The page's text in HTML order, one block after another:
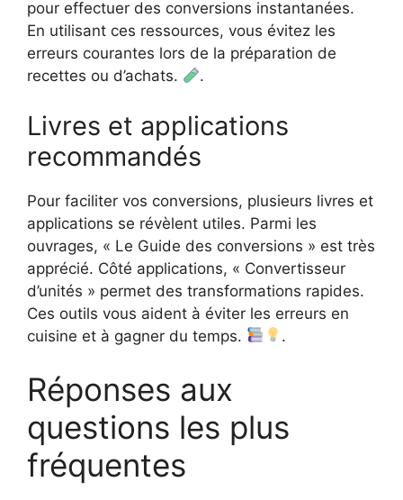
pour effectuer des conversions instantanées.
En utilisant ces ressources, vous évitez les
erreurs courantes lors de la préparation de
recettes ou d’achats.
.
Livres et applications
recommandés
Pour faciliter vos conversions, plusieurs livres et
applications se révèlent utiles. Parmi les
ouvrages, « Le Guide des conversions » est très
apprécié. Côté applications, « Convertisseur
d’unités » permet des transformations rapides.
Ces outils vous aident à éviter les erreurs en
cuisine et à gagner du temps.
.
Réponses aux
questions les plus
fréquentes